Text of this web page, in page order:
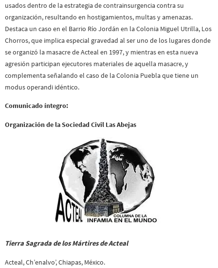
usados dentro de la estrategia de contrainsurgencia contra su
organización, resultando en hostigamientos, multas y amenazas.
Destaca un caso en el Barrio Río Jordán en la Colonia Miguel Utrilla, Los
Chorros, que implica especial gravedad al ser uno de los lugares donde
se organizó la masacre de Acteal en 1997, y mientras en esta nueva
agresión participan ejecutores materiales de aquella masacre, y
complementa señalando el caso de la Colonia Puebla que tiene un
modus operandi idéntico.
Comunicado íntegro:
Organización de la Sociedad Civil Las Abejas
Tierra Sagrada de los Mártires de Acteal
Acteal, Ch’enalvo’, Chiapas, México.